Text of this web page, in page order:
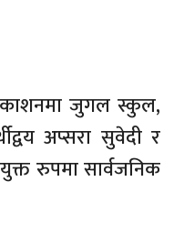
जुगल स्कुल,
अप्सरा सुवेदी र
रुपमा सार्वजनिक